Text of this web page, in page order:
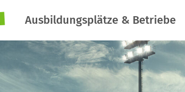
Ausbildungsplätze & Betriebe